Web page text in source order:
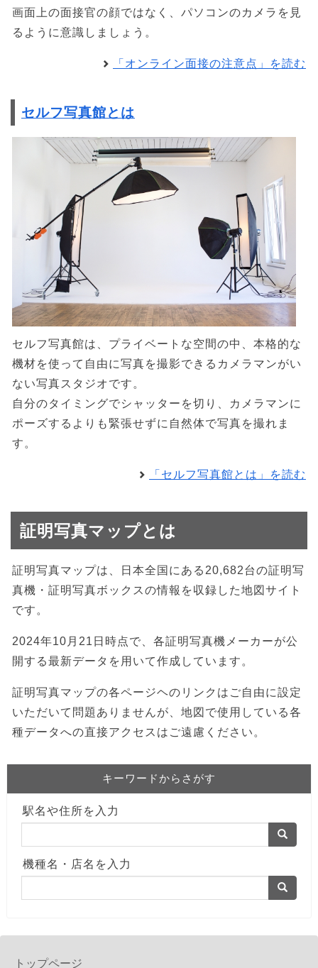
画面上の面接官の顔ではなく、パソコンのカメラを見
るように意識しましょう。
「オンライン面接の注意点」を読む
セルフ写真館とは
セルフ写真館は、プライベートな空間の中、本格的な
機材を使って自由に写真を撮影できるカメラマンがい
ない写真スタジオです。
自分のタイミングでシャッターを切り、カメラマンに
ポーズするよりも緊張せずに自然体で写真を撮れま
す。
「セルフ写真館とは」を読む
証明写真マップとは
証明写真マップは、日本全国にある20,682台の証明写
真機・証明写真ボックスの情報を収録した地図サイト
です。
2024年10月21日時点で、各証明写真機メーカーが公
開する最新データを用いて作成しています。
証明写真マップの各ページヘのリンクはご自由に設定
いただいて問題ありませんが、地図で使用している各
種データへの直接アクセスはご遠慮ください。
キーワードからさがす
駅名や住所を入力
機種名・店名を入力
トップページ